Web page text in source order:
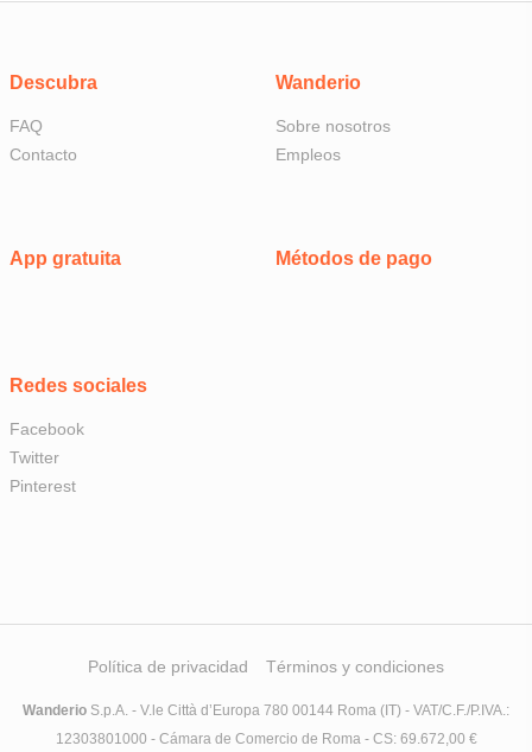
Descubra
FAQ
Contacto
Wanderio
Sobre nosotros
Empleos
App gratuita
Redes sociales
Facebook
Twitter
Pinterest
Métodos de pago
Política de privacidad Términos y condiciones
Wanderio S.p.A. - V.le Città d’Europa 780 00144 Roma (IT) - VAT/C.F./P.IVA.:
12303801000 - Cámara de Comercio de Roma - CS: 69.672,00 €